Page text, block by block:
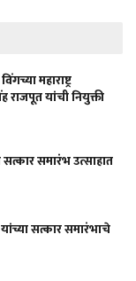
महाराष्ट्र
राजपूत यांची नियुक्ती
समारंभ उत्साहात
सत्कार समारंभाचे